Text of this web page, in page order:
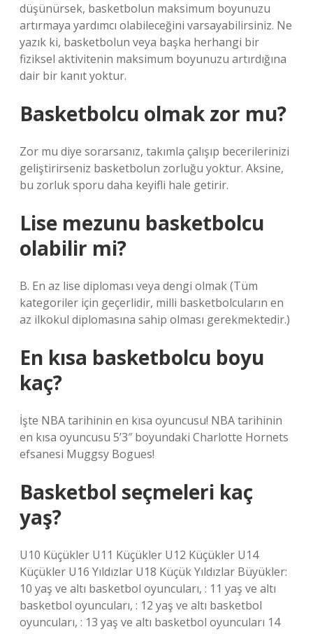
düşünürsek, basketbolun maksimum boyunuzu
artırmaya yardımcı olabileceğini varsayabilirsiniz. Ne
yazık ki, basketbolun veya başka herhangi bir
fiziksel aktivitenin maksimum boyunuzu artırdığına
dair bir kanıt yoktur.
Basketbolcu olmak zor mu?
Zor mu diye sorarsanız, takımla çalışıp becerilerinizi
geliştirirseniz basketbolun zorluğu yoktur. Aksine,
bu zorluk sporu daha keyifli hale getirir.
Lise mezunu basketbolcu
olabilir mi?
B. En az lise diploması veya dengi olmak (Tüm
kategoriler için geçerlidir, milli basketbolcuların en
az ilkokul diplomasına sahip olması gerekmektedir.)
En kısa basketbolcu boyu
kaç?
İşte NBA tarihinin en kısa oyuncusu! NBA tarihinin
en kısa oyuncusu 5’3″ boyundaki Charlotte Hornets
efsanesi Muggsy Bogues!
Basketbol seçmeleri kaç
yaş?
U10 Küçükler U11 Küçükler U12 Küçükler U14
Küçükler U16 Yıldızlar U18 Küçük Yıldızlar Büyükler:
10 yaş ve altı basketbol oyuncuları, : 11 yaş ve altı
basketbol oyuncuları, : 12 yaş ve altı basketbol
oyuncuları, : 13 yaş ve altı basketbol oyuncuları 14